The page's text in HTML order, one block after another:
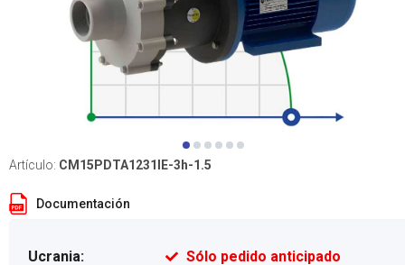
Artículo: CM15PDTA1231IE-3h-1.5
Documentación
Ucrania:
Sólo pedido anticipado